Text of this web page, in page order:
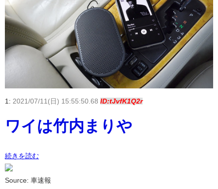
1: 2021/07/11(日) 15:55:50.68 ID:tJvfK1Q2r
ワイは竹内まりや
続きを読む
Source: 車速報